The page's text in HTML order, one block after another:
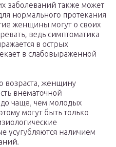
заболеваний также может
нормального протекания
женщины могут о своих
ведь симптоматика
в острых
в слабовыраженной
возраста, женщину
внематочной
чаще, чем молодых
могут быть только
усугубляются наличием